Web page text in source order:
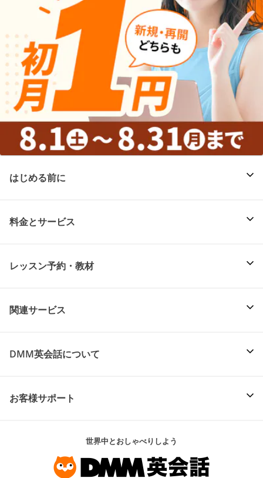
はじめる前に
料金とサービス
レッスン予約・教材
関連サービス
DMM英会話について
お客様サポート
世界中とおしゃべりしよう